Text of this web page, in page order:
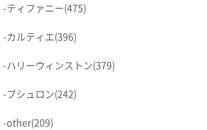
-ティファニー(475)
-カルティエ(396)
-ハリーウィンストン(379)
-ブシュロン(242)
-other(209)